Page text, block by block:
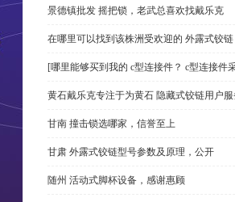
景德镇批发 摇把锁，老武总喜欢找戴乐克
在哪里可以找到该株洲受欢迎的 外露式铰
[哪里能够买到我的 c型连接件？ c型连接件
黄石戴乐克专注于为黄石 隐藏式铰链用户
甘南 撞击锁选哪家，信誉至上
甘肃 外露式铰链型号参数及原理，公开
随州 活动式脚杯设备，感谢惠顾